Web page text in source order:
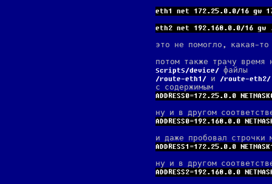
eth1 net 172.25.0.0/16 gw
eth2 net 192.168.0.0/16 gw
это не помогло, какая-
потом также трачу
scripts/device
файлы
route-eth1
и
route-eth2
с содержимым
ADDRESS0=172.25.0.0
ну и в другом
ADDRESS0=192.168.0.0
и даже пробовал строчки
ADDRESS1=172.25.0.0
ну и в другом
ADDRESS2=192.168.0.0